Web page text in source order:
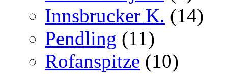
Innsbrucker K. (14)
Pendling (11)
Rofanspitze (10)